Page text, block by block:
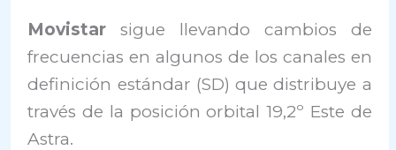
Movistar sigue llevando cambios de
frecuencias en algunos de los canales en
definición estándar (SD) que distribuye a
través de la posición orbital 19,2º Este de
Astra.